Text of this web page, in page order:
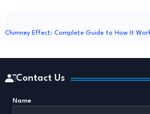
Chimney Effect: Complete Guide to How It
Contact Us
Name